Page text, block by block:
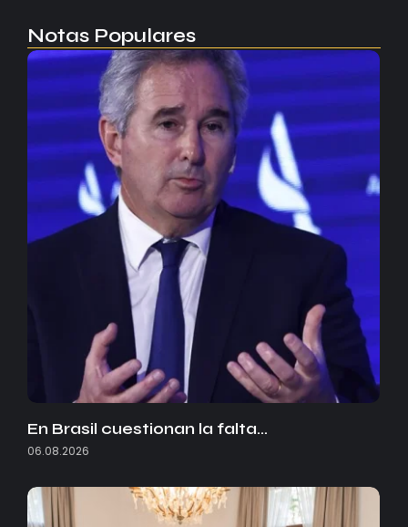
Notas Populares
En Brasil cuestionan la falta…
06.08.2026